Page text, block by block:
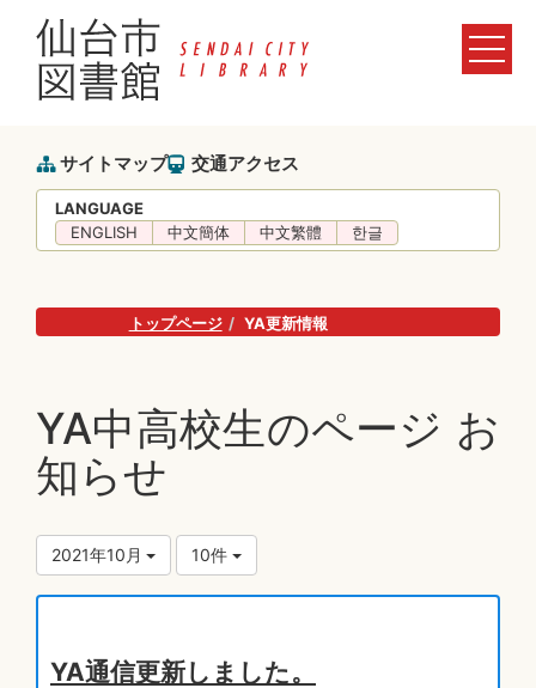
サイトマップ 交通アクセス
LANGUAGE
ENGLISH
中文簡体 中文繁體 한글
トップページ YA更新情報
YA中高校生のページ お
知らせ
2021年10月 10件
YA通信更新しました。